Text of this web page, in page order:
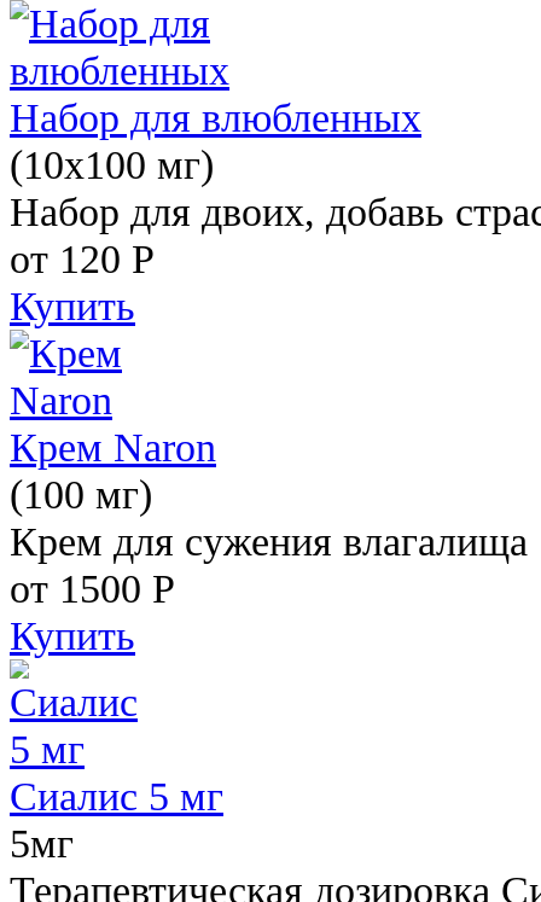
Набор для влюбленных
(10х100 мг)
Набор для двоих, добавь
от 120 Р
Купить
Крем Naron
(100 мг)
Крем для сужения влагалища
от 1500 Р
Купить
Сиалис 5 мг
5мг
Терапевтическая дозировка